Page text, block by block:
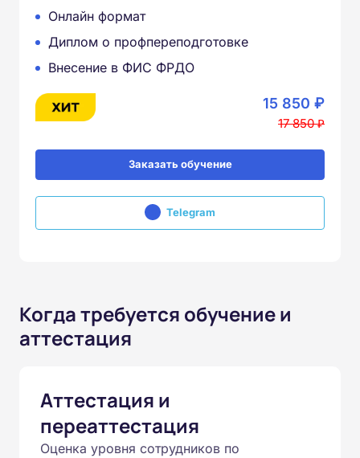
Онлайн формат
Диплом о профпереподготовке
Внесение в ФИС ФРДО
15 850 ₽
17 850 ₽
Заказать обучение
Telegram
Когда требуется обучение и
аттестация
Аттестация и
переаттестация
Оценка уровня сотрудников по